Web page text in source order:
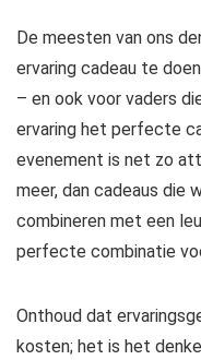
De meesten van ons
ervaring cadeau te
– en ook voor vaders
ervaring het perfecte
evenement is net zo
meer, dan cadeaus die
combineren met een
perfecte combinatie
Onthoud dat
kosten; het is het